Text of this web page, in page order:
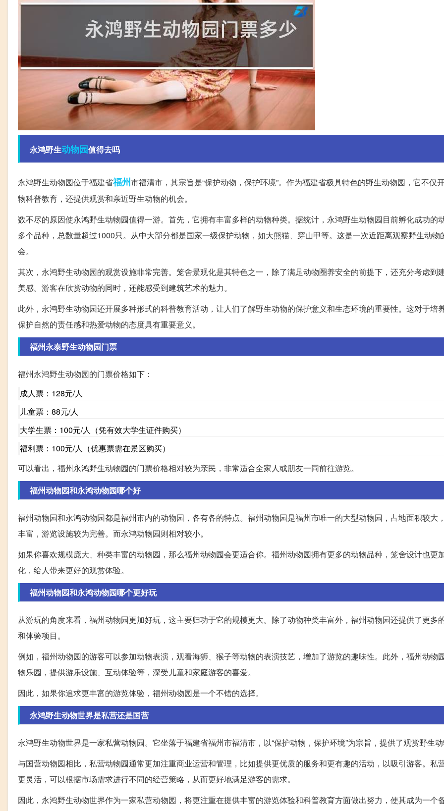
永鸿野生动物园值得去吗
永鸿野生动物园位于福建省福州市福清市，其宗旨是“保护动物，保护环境”。作为福建省极具特色的野生动物园，它不仅
物科普教育，还提供观赏和亲近野生动物的机会。
数不尽的原因使永鸿野生动物园值得一游。首先，它拥有丰富多样的动物种类。据统计，永鸿野生动物园目前孵化成功的
多个品种，总数量超过1000只。从中大部分都是国家一级保护动物，如大熊猫、穿山甲等。这是一次近距离观察野生动物
会。
其次，永鸿野生动物园的观赏设施非常完善。笼舍景观化是其特色之一，除了满足动物圈养安全的前提下，还充分考虑到
美感。游客在欣赏动物的同时，还能感受到建筑艺术的魅力。
此外，永鸿野生动物园还开展多种形式的科普教育活动，让人们了解野生动物的保护意义和生态环境的重要性。这对于培
保护自然的责任感和热爱动物的态度具有重要意义。
福州永泰野生动物园门票
福州永鸿野生动物园的门票价格如下：
成人票：128元/人
儿童票：88元/人
大学生票：100元/人（凭有效大学生证件购买）
福利票：100元/人（优惠票需在景区购买）
可以看出，福州永鸿野生动物园的门票价格相对较为亲民，非常适合全家人或朋友一同前往游览。
福州动物园和永鸿动物园哪个好
福州动物园和永鸿动物园都是福州市内的动物园，各有各的特点。福州动物园是福州市唯一的大型动物园，占地面积较大
丰富，游览设施较为完善。而永鸿动物园则相对较小。
如果你喜欢规模庞大、种类丰富的动物园，那么福州动物园会更适合你。福州动物园拥有更多的动物品种，笼舍设计也更
化，给人带来更好的观赏体验。
福州动物园和永鸿动物园哪个更好玩
从游玩的角度来看，福州动物园更加好玩，这主要归功于它的规模更大。除了动物种类丰富外，福州动物园还提供了更多
和体验项目。
例如，福州动物园的游客可以参加动物表演，观看海狮、猴子等动物的表演技艺，增加了游览的趣味性。此外，福州动物
物乐园，提供游乐设施、互动体验等，深受儿童和家庭游客的喜爱。
因此，如果你追求更丰富的游览体验，福州动物园是一个不错的选择。
永鸿野生动物世界是私营还是国营
永鸿野生动物世界是一家私营动物园。它坐落于福建省福州市福清市，以“保护动物，保护环境”为宗旨，提供了观赏野生动
与国营动物园相比，私营动物园通常更加注重商业运营和管理，比如提供更优质的服务和更有趣的活动，以吸引游客。私
更灵活，可以根据市场需求进行不同的经营策略，从而更好地满足游客的需求。
因此，永鸿野生动物世界作为一家私营动物园，将更注重在提供丰富的游览体验和科普教育方面做出努力，使其成为一个